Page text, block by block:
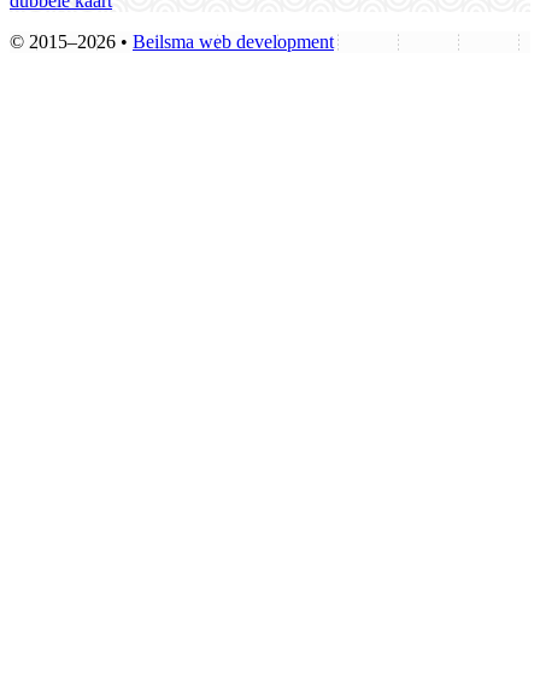
© 2015–2026 • Beilsma web development